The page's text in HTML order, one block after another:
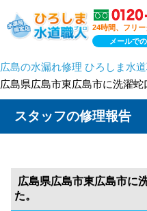
24時間、フリ
メールで
広島の水漏れ修理 ひろしま水
広島県広島市東広島市に洗濯蛇
スタッフの修理報告
広島県広島市東広島市に
た。